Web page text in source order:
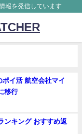
報を発信しています
ポイ活 航空会社マイ
移行
ンキング おすすめ返